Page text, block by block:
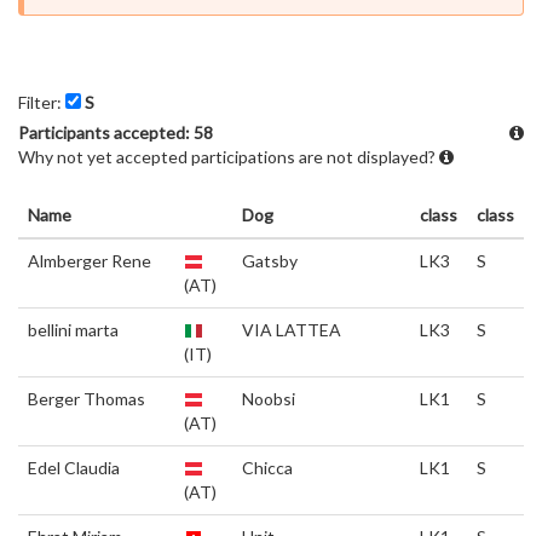
Filter:
S
Participants accepted: 58
Why not yet accepted participations are not displayed?
Name Dog class class
Almberger Rene
(AT)
Gatsby LK3 S
bellini marta
(IT)
VIA LATTEA LK3 S
Berger Thomas
(AT)
Noobsi LK1 S
Edel Claudia
(AT)
Chicca LK1 S